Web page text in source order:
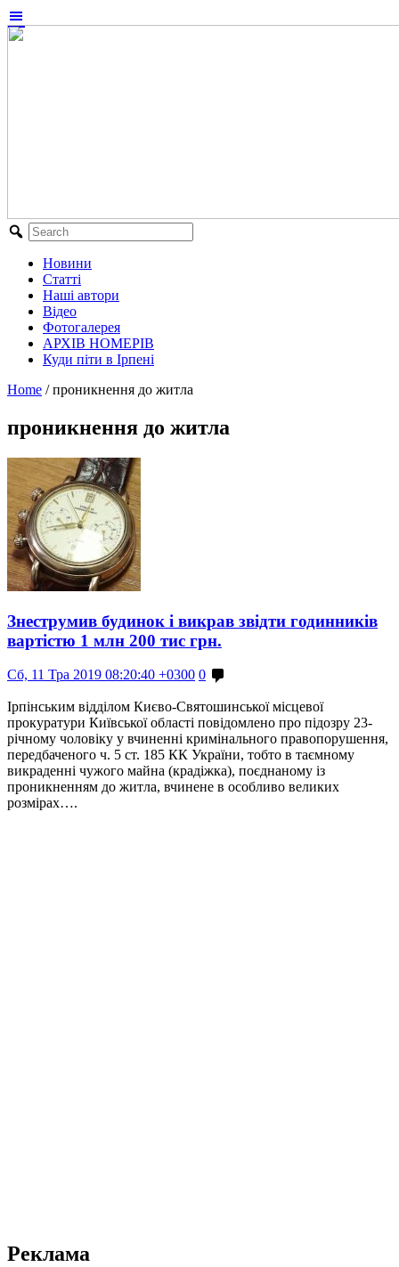
Новини
Статті
Наші автори
Відео
Фотогалерея
АРХІВ НОМЕРІВ
Куди піти в Ірпені
Home / проникнення до житла
проникнення до житла
Знеструмив будинок і викрав звідти годинників
вартістю 1 млн 200 тис грн.
Сб, 11 Тра 2019 08:20:40 +0300 0
Ірпінським відділом Києво-Святошинської місцевої
прокуратури Київської області повідомлено про підозру 23-
річному чоловіку у вчиненні кримінального правопорушення,
передбаченого ч. 5 ст. 185 КК України, тобто в таємному
викраденні чужого майна (крадіжка), поєднаному із
проникненням до житла, вчинене в особливо великих
розмірах….
Реклама